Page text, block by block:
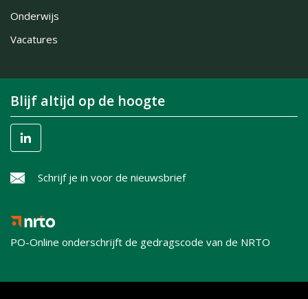
Onderwijs
Vacatures
Blijf altijd op de hoogte
Schrijf je in voor de nieuwsbrief
PO-Online onderschrijft de gedragscode van de NRTO